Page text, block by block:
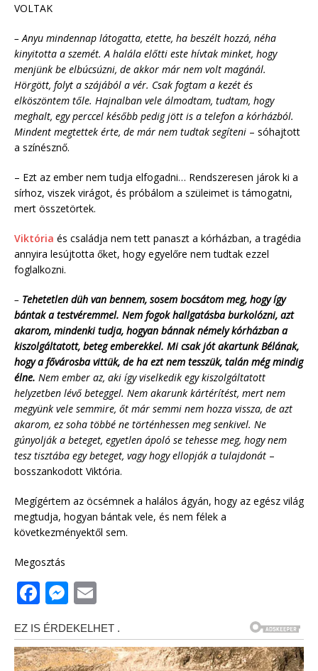
VOLTAK
– Anyu mindennap látogatta, etette, ha beszélt hozzá, néha
kinyitotta a szemét. A halála előtti este hívtak minket, hogy
menjünk be elbúcsúzni, de akkor már nem volt magánál.
Hörgött, folyt a szájából a vér. Csak fogtam a kezét és
elköszöntem tőle. Hajnalban vele álmodtam, tudtam, hogy
meghalt, egy perccel később pedig jött is a telefon a kórházból.
Mindent megtettek érte, de már nem tudtak segíteni – sóhajtott
a színésznő.
– Ezt az ember nem tudja elfogadni… Rendszeresen járok ki a
sírhoz, viszek virágot, és próbálom a szüleimet is támogatni,
mert összetörtek.
Viktória és családja nem tett panaszt a kórházban, a tragédia
annyira lesújtotta őket, hogy egyelőre nem tudtak ezzel
foglalkozni.
– Tehetetlen düh van bennem, sosem bocsátom meg, hogy így
bántak a testvéremmel. Nem fogok hallgatásba burkolózni, azt
akarom, mindenki tudja, hogyan bánnak némely kórházban a
kiszolgáltatott, beteg emberekkel. Mi csak jót akartunk Bélának,
hogy a fővárosba vittük, de ha ezt nem tesszük, talán még mindig
élne. Nem ember az, aki így viselkedik egy kiszolgáltatott
helyzetben lévő beteggel. Nem akarunk kártérítést, mert nem
megyünk vele semmire, őt már semmi nem hozza vissza, de azt
akarom, ez soha többé ne történhessen meg senkivel. Ne
gúnyolják a beteget, egyetlen ápoló se tehesse meg, hogy nem
tesz tisztába egy beteget, vagy hogy ellopják a tulajdonát –
bosszankodott Viktória.
Megígértem az öcsémnek a halálos ágyán, hogy az egész világ
megtudja, hogyan bántak vele, és nem félek a
következményektől sem.
Megosztás
F
a
c
e
M
ss
e
ai
l